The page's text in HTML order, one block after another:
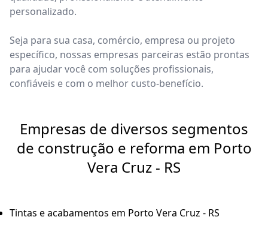
personalizado.
Seja para sua casa, comércio, empresa ou projeto
específico, nossas empresas parceiras estão prontas
para ajudar você com soluções profissionais,
confiáveis e com o melhor custo-benefício.
Empresas de diversos segmentos
de construção e reforma em Porto
Vera Cruz - RS
Tintas e acabamentos em Porto Vera Cruz - RS